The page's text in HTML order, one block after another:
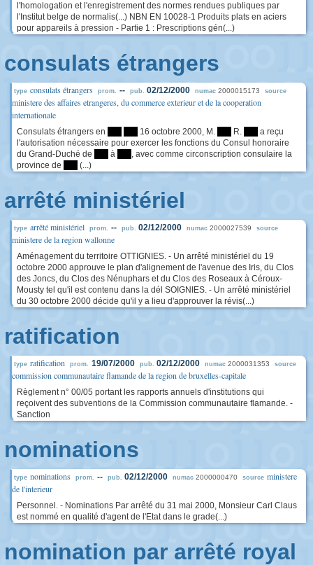
l'homologation et l'enregistrement des normes rendues publiques par
l'Institut belge de normalis(...) NBN EN 10028-1 Produits plats en aciers
pour appareils à pression - Partie 1 : Prescriptions gén(...)
consulats étrangers
type consulats étrangers prom. -- pub. 02/12/2000 numac 2000015173 source
ministere des affaires etrangeres, du commerce exterieur et de la cooperation
internationale
Consulats étrangers en 16 octobre 2000, M. R.
a reçu
l'autorisation nécessaire pour exercer les fonctions du Consul honoraire
du Grand-Duché de
à
, avec comme circonscription consulaire la
province de
(...)
arrêté ministériel
type arrêté ministériel prom. -- pub. 02/12/2000 numac 2000027539 source
ministere de la region wallonne
Aménagement du territoire OTTIGNIES. - Un arrêté ministériel du 19
octobre 2000 approuve le plan d'alignement de l'avenue des Iris, du Clos
des Joncs, du Clos des Nénuphars et du Clos des Roseaux à Céroux-
Mousty tel qu'il est contenu dans la dél SOIGNIES. - Un arrêté ministériel
du 30 octobre 2000 décide qu'il y a lieu d'approuver la révis(...)
ratification
type ratification prom. 19/07/2000 pub. 02/12/2000 numac 2000031353 source
commission communautaire flamande de la region de bruxelles-capitale
Règlement n° 00/05 portant les rapports annuels d'institutions qui
reçoivent des subventions de la Commission communautaire flamande. -
Sanction
nominations
type nominations prom. -- pub. 02/12/2000 numac 2000000470 source ministere
de l'interieur
Personnel. - Nominations Par arrêté du 31 mai 2000, Monsieur Carl Claus
est nommé en qualité d'agent de l'Etat dans le grade(...)
nomination par arrêté royal